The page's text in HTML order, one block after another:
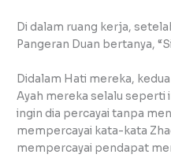
Di dalam ruang kerja,
Pangeran Duan bertanya,
Didalam Hati mereka,
Ayah mereka selalu seperti
ingin dia percayai tanpa
mempercayai kata-kata
mempercayai pendapat